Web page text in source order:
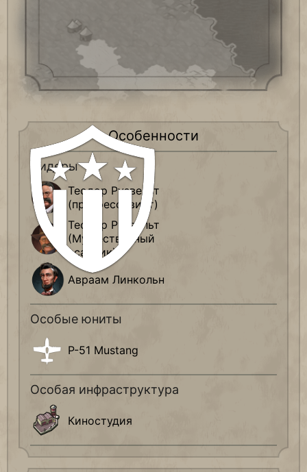
Особенности
Лидеры
Теодор Рузвельт
(прогрессивист)
Теодор Рузвельт
(Мужественный
всадник)
Авраам Линкольн
Особые юниты
P-51 Mustang
Особая инфраструктура
Киностудия